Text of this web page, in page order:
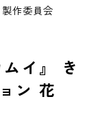
作委員会
イ』 き
ン 花